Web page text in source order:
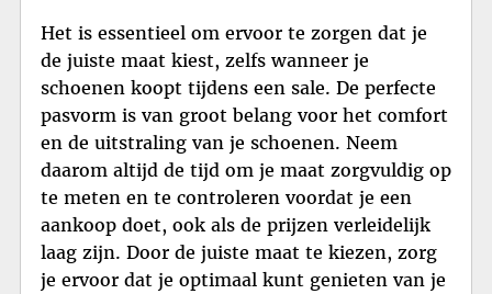
Het is essentieel om ervoor te zorgen dat je
de juiste maat kiest, zelfs wanneer je
schoenen koopt tijdens een sale. De perfecte
pasvorm is van groot belang voor het comfort
en de uitstraling van je schoenen. Neem
daarom altijd de tijd om je maat zorgvuldig op
te meten en te controleren voordat je een
aankoop doet, ook als de prijzen verleidelijk
laag zijn. Door de juiste maat te kiezen, zorg
je ervoor dat je optimaal kunt genieten van je